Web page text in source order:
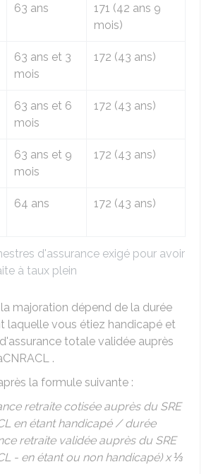
d'assurance exigé pour avoir
à taux plein
63 ans
171 (42 ans 9
mois)
63 ans et 3
mois
172 (43 ans)
63 ans et 6
mois
172 (43 ans)
63 ans et 9
mois
172 (43 ans)
64 ans 172 (43 ans)
majoration dépend de la durée
laquelle vous étiez handicapé et
totale validée auprès
CNRACL .
la formule suivante :
retraite cotisée auprès du SRE
en étant handicapé / durée
retraite validée auprès du SRE
- en étant ou non handicapé) x ⅓